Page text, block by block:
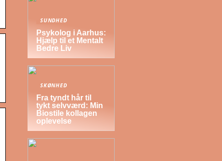
SUNDHED
Psykolog i Aarhus:
Hjælp til et Mentalt
Bedre Liv
SKØNHED
Fra tyndt hår til
tykt selvværd: Min
Biostile kollagen
oplevelse